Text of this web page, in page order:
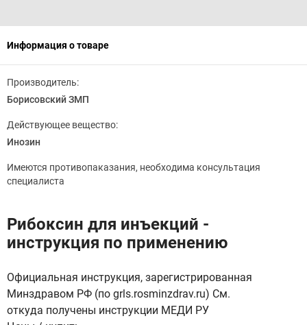
Информация о товаре
Производитель:
Борисовский ЗМП
Действующее вещество:
Инозин
Имеются противопаказания, необходима консультация
специалиста
Рибоксин для инъекций -
инструкция по применению
Официальная инструкция, зарегистрированная
Минздравом РФ (по grls.rosminzdrav.ru) См.
откуда получены инструкции МЕДИ РУ